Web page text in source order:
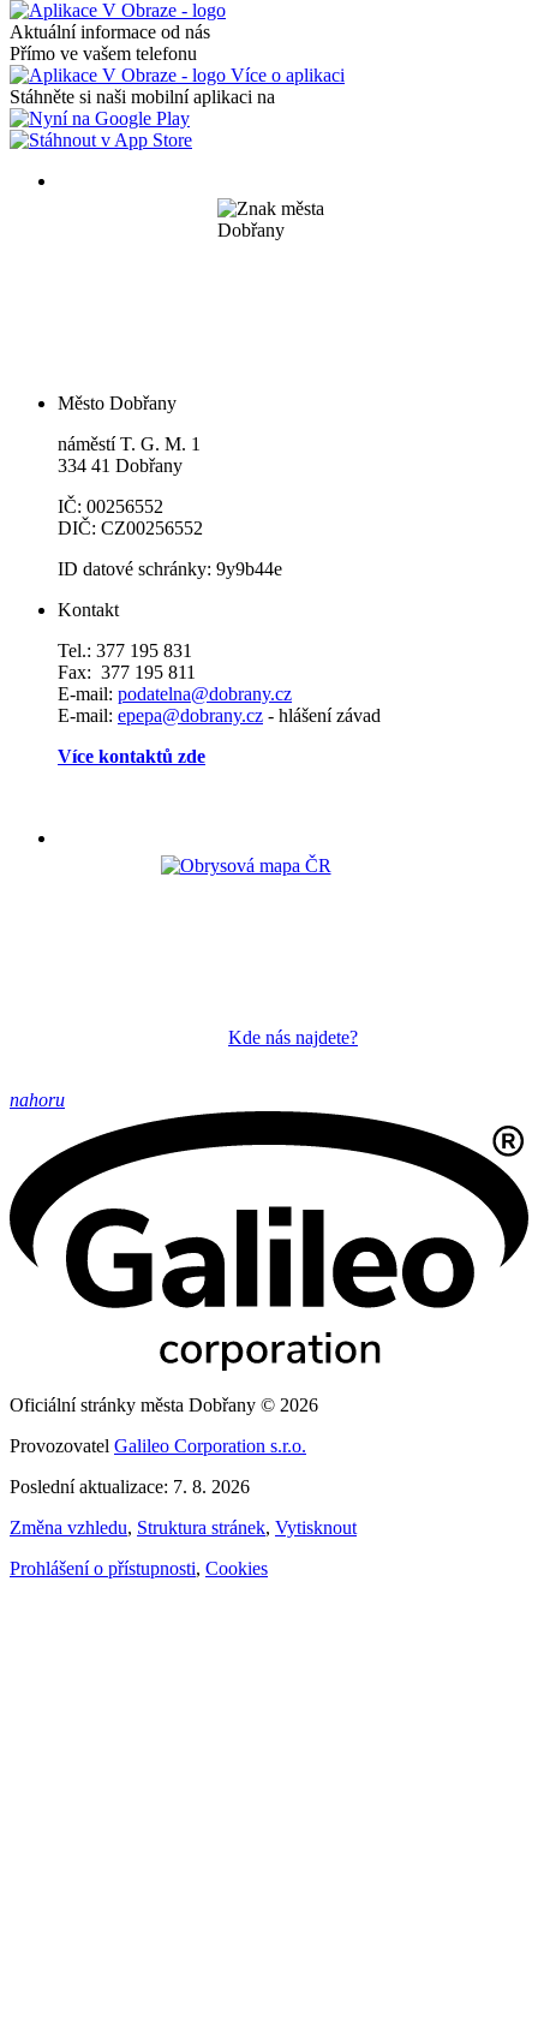
Aktuální informace od nás
Přímo ve vašem telefonu
Více o aplikaci
Stáhněte si naši mobilní aplikaci na
Město Dobřany
náměstí T. G. M. 1
334 41 Dobřany
IČ: 00256552
DIČ: CZ00256552
ID datové schránky: 9y9b44e
Kontakt
Tel.: 377 195 831
Fax: 377 195 811
E-mail: podatelna@dobrany.cz
E-mail: epepa@dobrany.cz - hlášení závad
Více kontaktů zde
Kde nás najdete?
nahoru
Oficiální stránky města Dobřany © 2026
Provozovatel Galileo Corporation s.r.o.
Poslední aktualizace: 7. 8. 2026
Změna vzhledu, Struktura stránek, Vytisknout
Prohlášení o přístupnosti, Cookies